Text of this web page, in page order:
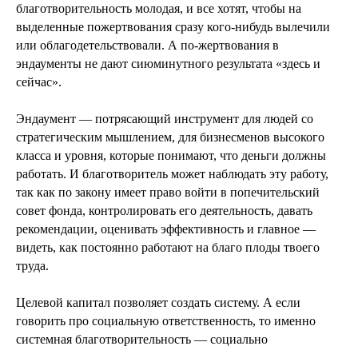
благотворительность молодая, и все хотят, чтобы на
выделенные пожертвования сразу кого-нибудь вылечили
или облагодетельствовали. А по-жертвования в
эндаументы не дают сиюминутного результата «здесь и
сейчас».
Эндаумент — потрясающий инструмент для людей со
стратегическим мышлением, для бизнесменов высокого
класса и уровня, которые понимают, что деньги должны
работать. И благотворитель может наблюдать эту работу,
так как по закону имеет право войти в попечительский
совет фонда, контролировать его деятельность, давать
рекомендации, оценивать эффективность и главное —
видеть, как постоянно работают на благо плоды твоего
труда.
Целевой капитал позволяет создать систему. А если
говорить про социальную ответственность, то именно
системная благотворительность — социально